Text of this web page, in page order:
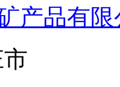
产品有限